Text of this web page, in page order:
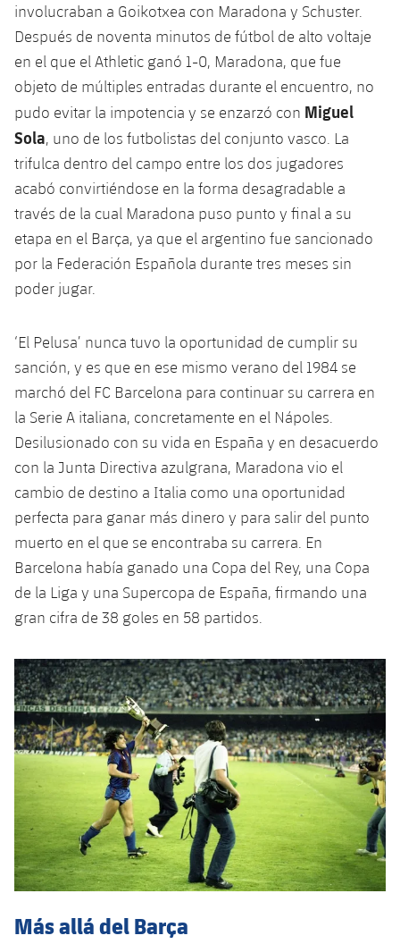
involucraban a Goikotxea con Maradona y Schuster.
Después de noventa minutos de fútbol de alto voltaje
en el que el Athletic ganó 1-0, Maradona, que fue
objeto de múltiples entradas durante el encuentro, no
pudo evitar la impotencia y se enzarzó con Miguel
Sola, uno de los futbolistas del conjunto vasco. La
trifulca dentro del campo entre los dos jugadores
acabó convirtiéndose en la forma desagradable a
través de la cual Maradona puso punto y final a su
etapa en el Barça, ya que el argentino fue sancionado
por la Federación Española durante tres meses sin
poder jugar.
‘El Pelusa’ nunca tuvo la oportunidad de cumplir su
sanción, y es que en ese mismo verano del 1984 se
marchó del FC Barcelona para continuar su carrera en
la Serie A italiana, concretamente en el Nápoles.
Desilusionado con su vida en España y en desacuerdo
con la Junta Directiva azulgrana, Maradona vio el
cambio de destino a Italia como una oportunidad
perfecta para ganar más dinero y para salir del punto
muerto en el que se encontraba su carrera. En
Barcelona había ganado una Copa del Rey, una Copa
de la Liga y una Supercopa de España, firmando una
gran cifra de 38 goles en 58 partidos.
Más allá del Barça